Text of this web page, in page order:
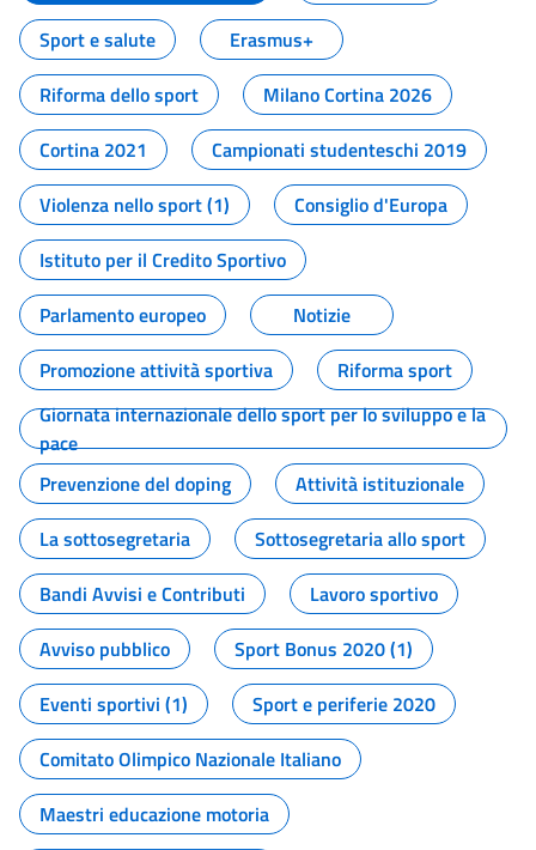
Sport e salute
Erasmus+
Riforma dello sport
Milano Cortina 2026
Cortina 2021
Campionati studenteschi 2019
Violenza nello sport (1)
Consiglio d'Europa
Istituto per il Credito Sportivo
Parlamento europeo
Notizie
Promozione attività sportiva
Riforma sport
Giornata internazionale dello sport per lo sviluppo e la
pace
Prevenzione del doping
Attività istituzionale
La sottosegretaria
Sottosegretaria allo sport
Bandi Avvisi e Contributi
Lavoro sportivo
Avviso pubblico
Sport Bonus 2020 (1)
Eventi sportivi (1)
Sport e periferie 2020
Comitato Olimpico Nazionale Italiano
Maestri educazione motoria